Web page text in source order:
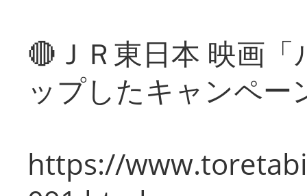
🔴ＪＲ東日本 映画
ップしたキャンペー
https://